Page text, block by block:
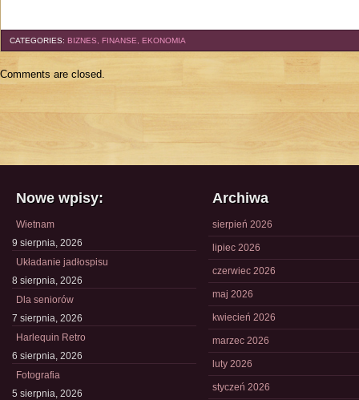
CATEGORIES: BIZNES, FINANSE, EKONOMIA
Comments are closed.
Nowe wpisy:
Wietnam
9 sierpnia, 2026
Układanie jadłospisu
8 sierpnia, 2026
Dla seniorów
7 sierpnia, 2026
Harlequin Retro
6 sierpnia, 2026
Fotografia
5 sierpnia, 2026
Archiwa
sierpień 2026
lipiec 2026
czerwiec 2026
maj 2026
kwiecień 2026
marzec 2026
luty 2026
styczeń 2026